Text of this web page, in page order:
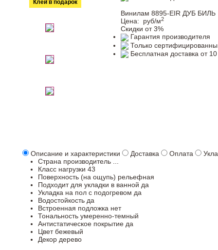
Клей в подарок
Винилам 8895-EIR ДУБ БИЛЬ
Цена:
руб/м2
Скидки от 3%
Гарантия производителя
Только
Бесплатная доставка от
Описание и характеристики Доставка Оплата
Страна производитель
Класс нагрузки 43
Поверхность (на ощупь) рельефная
Подходит для укладки в ванной да
Укладка на пол c подогревом да
Водостойкость да
Встроенная подложка нет
Тональность умеренно-темный
Антистатическое покрытие да
Цвет бежевый
Декор дерево